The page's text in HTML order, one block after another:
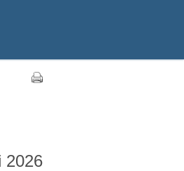
2026